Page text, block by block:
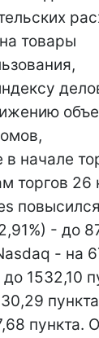
товары
начале
торгов 26
- до
- на
1532,10
пункта
пункта.